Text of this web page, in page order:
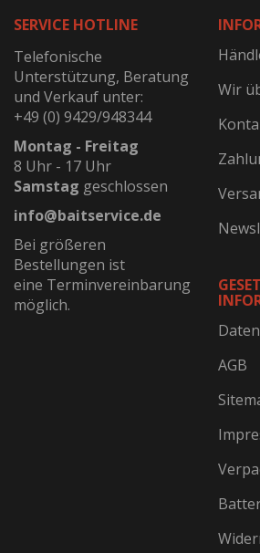
SERVICE HOTLINE
Telefonische
Unterstützung, Beratung
und Verkauf unter:
+49 (0) 9429/948344
Montag - Freitag
8 Uhr - 17 Uhr
Samstag geschlossen
info@baitservice.de
Bei größeren
Bestellungen ist
eine Terminvereinbarung
möglich.
Wir
AGB